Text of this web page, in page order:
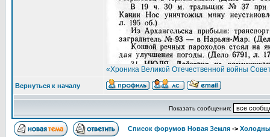
«Хроника Великой Отечественной войны
Вернуться к началу
Показать сообщения:
Список форумов Новая Земля ->